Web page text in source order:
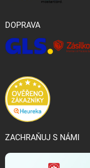
DOPRAVA
ZACHRAŇUJ S NÁMI